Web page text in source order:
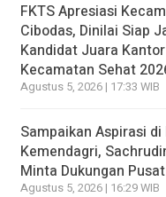
FKTS Apresiasi
Cibodas, Dinilai Siap
Kandidat Juara Kantor
Kecamatan Sehat
Agustus 5, 2026 | 17:33 WIB
Sampaikan Aspirasi di
Kemendagri,
Minta Dukungan Pusat
Agustus 5, 2026 | 16:29 WIB